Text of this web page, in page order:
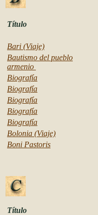
Título
Bari (Viaje)
Bautismo del pueblo
armenio
Biografía
Biografía
Biografía
Biografía
Biografía
Bolonia (Viaje)
Boni Pastoris
Título